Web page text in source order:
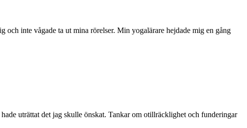
och inte vågade ta ut mina rörelser. Min yogalärare hejdade mig en gång
uträttat det jag skulle önskat. Tankar om otillräcklighet och funderingar